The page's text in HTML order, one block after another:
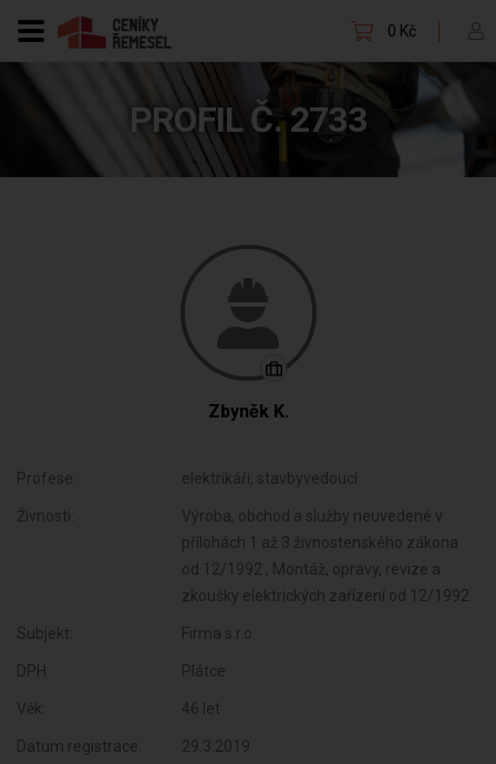
0 Kč
PROFIL Č. 2733
Zbyněk K.
Profese: elektrikáři, stavbyvedoucí
Živnosti:
Výroba, obchod a služby neuvedené v
přílohách 1 až 3 živnostenského zákona
od 12/1992 , Montáž, opravy, revize a
zkoušky elektrických zařízení od 12/1992
Subjekt: Firma s.r.o.
DPH: Plátce
Věk: 46 let
Datum registrace: 29.3.2019